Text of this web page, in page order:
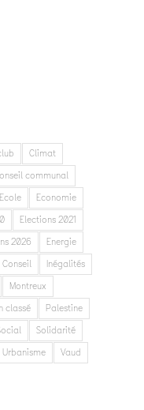
Climat
communal
Ecole
Economie
Elections 2021
2026
Energie
Inégalités
Montreux
classé
Palestine
Solidarité
Urbanisme
Vaud